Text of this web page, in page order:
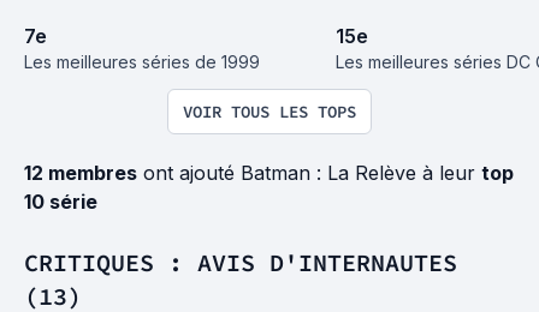
7e
Les meilleures séries de 1999
15e
Les meilleures séries DC
VOIR TOUS LES TOPS
12 membres ont ajouté Batman : La Relève à leur top
10 série
CRITIQUES : AVIS D'INTERNAUTES
(13)